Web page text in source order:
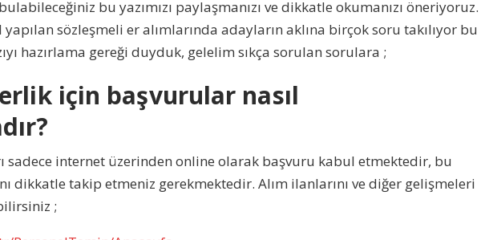
bu yazımızı paylaşmanızı ve dikkatle okumanızı öneriyoruz.
yapılan sözleşmeli er alımlarında adayların aklına birçok soru takılıyor bu
hazırlama gereği duyduk, gelelim sıkça sorulan sorulara ;
için başvurular nasıl
sadece internet üzerinden online olarak başvuru kabul etmektedir, bu
dikkatle takip etmeniz gerekmektedir. Alım ilanlarını ve diğer gelişmeleri
;